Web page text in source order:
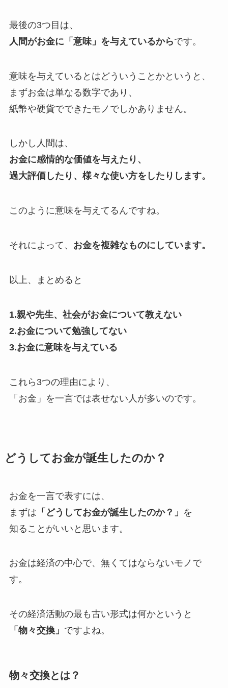
最後の3つ目は、
人間がお金に「意味」を与えているからです。
意味を与えているとはどういうことかというと、
まずお金は単なる数字であり、
紙幣や硬貨でできたモノでしかありません。
しかし人間は、
お金に感情的な価値を与えたり、
過大評価したり、様々な使い方をしたりします。
このように意味を与えてるんですね。
それによって、 お金を複雑なものにしています。
以上、まとめると
1.親や先生、社会がお金について教えない
2.お金について勉強してない
3.お金に意味を与えている
これら3つの理由により、
「お金」を一言では表せない人が多いのです。
どうしてお金が誕生したのか？
お金を一言で表すには、
まずは 「どうしてお金が誕生したのか？」 を
知ることがいいと思います。
お金は経済の中心で、無くてはならないモノ で
す。
その経済活動の最も古い形式は何かというと
「物々交換」 ですよね。
物々交換とは？